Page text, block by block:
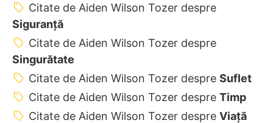
Citate de Aiden Wilson Tozer despre
Siguranță
Citate de Aiden Wilson Tozer despre
Singurătate
Citate de Aiden Wilson Tozer despre Suflet
Citate de Aiden Wilson Tozer despre Timp
Citate de Aiden Wilson Tozer despre Viață